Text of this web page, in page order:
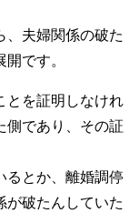
、夫婦関係の破た
です。
とを証明しなけれ
側であり、その証
るとか、離婚調停
が破たんしていた